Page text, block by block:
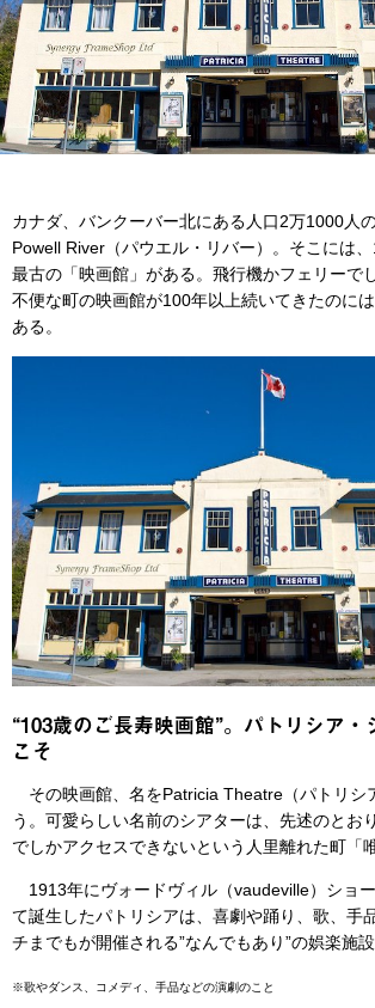
カナダ、バンクーバー北にある人口2万1000人
Powell River（パウエル・リバー）。そこには
最古の「映画館」がある。飛行機かフェリーで
不便な町の映画館が100年以上続いてきたのに
ある。
“103歳のご長寿映画館”。パトリシア・
こそ
その映画館、名をPatricia Theatre（パトリシ
う。可愛らしい名前のシアターは、先述のとお
でしかアクセスできないという人里離れた町「
1913年にヴォードヴィル（vaudeville）ショ
て誕生したパトリシアは、喜劇や踊り、歌、手
チまでもが開催される”なんでもあり”の娯楽施設
※歌やダンス、コメディ、手品などの演劇のこと